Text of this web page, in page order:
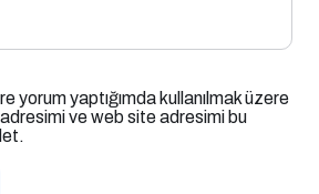
yorum yaptığımda kullanılmak üzere
ve web site adresimi bu